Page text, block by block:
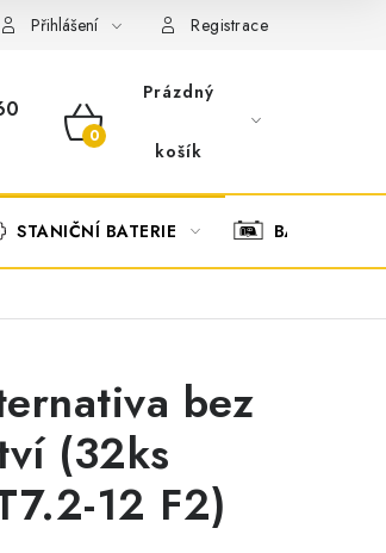
OCHRANA OSOBNÍCH ÚDAJŮ
Přihlášení Registrace
NÁKUPNÍ
KOŠÍK
Prázdný
košík
STANIČNÍ BATERIE BATERIOVÉ
bez
(32ks
12 F2)